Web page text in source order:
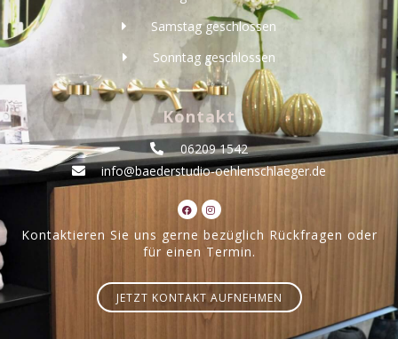
Kontakt
06209 1542
info@baederstudio-oehlenschlaeger.de
Kontaktieren Sie uns gerne bezüglich Rückfragen oder
für einen Termin.
JETZT KONTAKT AUFNEHMEN
Samstag geschlossen
Sonntag geschlossen